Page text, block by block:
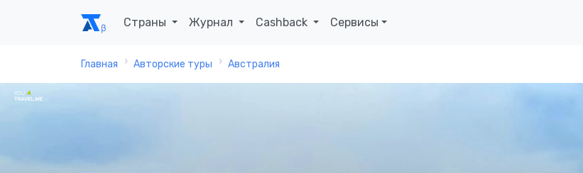
Страны Журнал Cashback Сервисы
Главная Авторские туры Австралия